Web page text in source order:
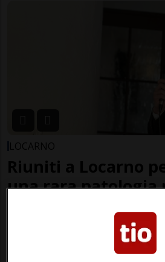
LOCARNO
Riuniti a Locarno
una rara patologia